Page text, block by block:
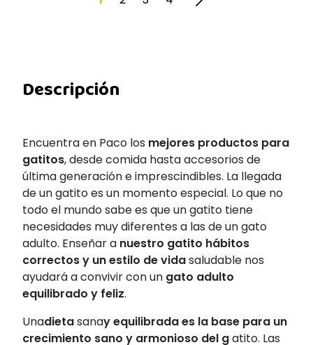
Descripción
Encuentra en Paco los mejores productos para
gatitos, desde comida hasta accesorios de
última generación e imprescindibles. La llegada
de un gatito es un momento especial. Lo que no
todo el mundo sabe es que un gatito tiene
necesidades muy diferentes a las de un gato
adulto. Enseñar a nuestro gatito hábitos
correctos y un estilo de vidasaludable nos
ayudará a convivir con un gato adulto
equilibrado y feliz.
Unadietasanay equilibrada es la base para un
crecimiento sano y armonioso del gatito. Las